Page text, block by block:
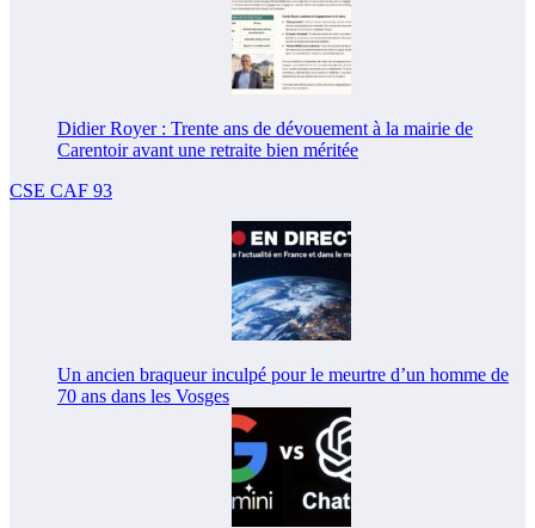
Didier Royer : Trente ans de dévouement à la mairie de
Carentoir avant une retraite bien méritée
CSE CAF 93
Un ancien braqueur inculpé pour le meurtre d’un homme de
70 ans dans les Vosges